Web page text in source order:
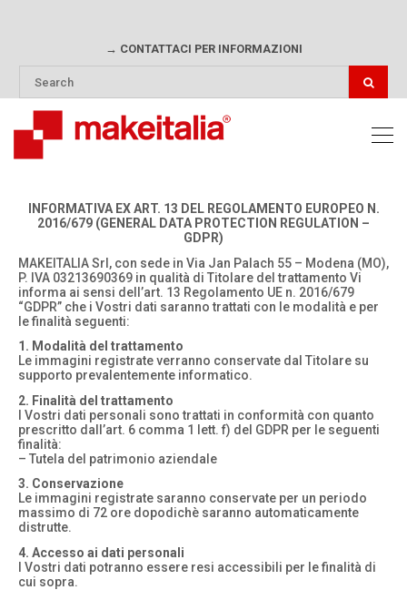
→ CONTATTACI PER INFORMAZIONI
INFORMATIVA EX ART. 13 DEL REGOLAMENTO EUROPEO N.
2016/679 (GENERAL DATA PROTECTION REGULATION –
GDPR)
MAKEITALIA Srl, con sede in Via Jan Palach 55 – Modena (MO),
P. IVA 03213690369 in qualità di Titolare del trattamento Vi
informa ai sensi dell’art. 13 Regolamento UE n. 2016/679
“GDPR” che i Vostri dati saranno trattati con le modalità e per
le finalità seguenti:
1. Modalità del trattamento
Le immagini registrate verranno conservate dal Titolare su
supporto prevalentemente informatico.
2. Finalità del trattamento
I Vostri dati personali sono trattati in conformità con quanto
prescritto dall’art. 6 comma 1 lett. f) del GDPR per le seguenti
finalità:
– Tutela del patrimonio aziendale
3. Conservazione
Le immagini registrate saranno conservate per un periodo
massimo di 72 ore dopodichè saranno automaticamente
distrutte.
4. Accesso ai dati personali
I Vostri dati potranno essere resi accessibili per le finalità di
cui sopra.